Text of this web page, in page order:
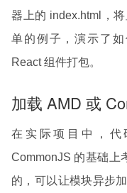
器上的 index.html，
单的例子，演示了
React 组件打包。
加载 AMD 或
在实际项目中，代
CommonJS 的基础上
的，可以让模块异步